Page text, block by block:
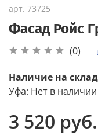
арт. 73725
Фасад Ройс
(0)
Наличие на
Уфа: Нет в наличии
3 520 руб.